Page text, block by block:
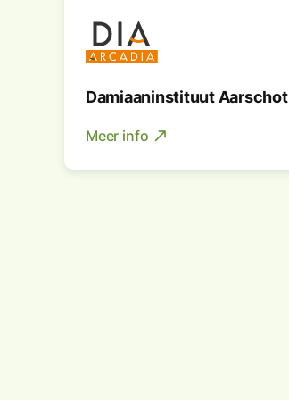
Damiaaninstituut Aarschot
Meer info north_east